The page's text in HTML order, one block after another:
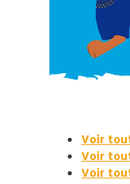
actualités
Télécharger
Voir
Voir
Voir